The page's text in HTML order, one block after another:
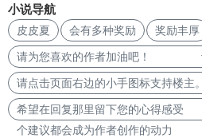
小说导航
皮皮夏 会有多种奖励 奖励丰厚
请为您喜欢的作者加油吧！
请点击页面右边的小手图标支
希望在回复那里留下您的心得
个建议都会成为作者创作的动力